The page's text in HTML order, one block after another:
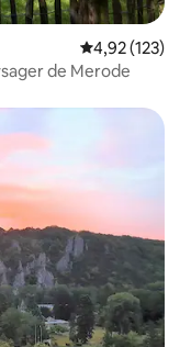
Évaluation
4,92 (123)
de Merode